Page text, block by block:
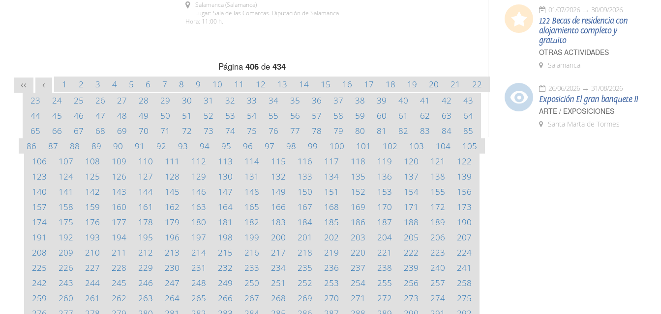
Salamanca (Salamanca)
Lugar: Sala de las Comarcas. Diputación de Salamanca
Hora: 11:00 h.
Página 406de 434
<< < 1 2 3 4 5 6 7 8 9 10 11 12 13 14 15 16 17 18 19 20 21
22
23
24 25 26 27 28 29 30 31 32 33 34 35 36 37 38 39 40 41 42
43
44
45 46 47 48 49 50 51 52 53 54 55 56 57 58 59 60 61 62 63
64
65
66 67 68 69 70 71 72 73 74 75 76 77 78 79 80 81 82 83 84
85
86
87 88 89 90 91 92 93 94 95 96 97 98 99 100 101 102 103 104
105
106
107 108 109 110 111 112 113 114 115 116 117 118 119 120 121
122
123
124 125 126 127 128 129 130 131 132 133 134 135 136 137 138
139
140
141 142 143 144 145 146 147 148 149 150 151 152 153 154 155
156
157
158 159 160 161 162 163 164 165 166 167 168 169 170 171 172
173
174
175 176 177 178 179 180 181 182 183 184 185 186 187 188 189
190
191
192 193 194 195 196 197 198 199 200 201 202 203 204 205 206
207
208
209 210 211 212 213 214 215 216 217 218 219 220 221 222 223
224
225
226 227 228 229 230 231 232 233 234 235 236 237 238 239 240
241
242
243 244 245 246 247 248 249 250 251 252 253 254 255 256 257
258
259
260 261 262 263 264 265 266 267 268 269 270 271 272 273 274
275
01/07/2026 30/09/2026
122 Becas de residencia con
alojamiento completo y
gratuito
OTRAS ACTIVIDADES
Salamanca
26/06/2026 31/08/2026
Exposición El gran banquete II
ARTE / EXPOSICIONES
Santa Marta de Tormes